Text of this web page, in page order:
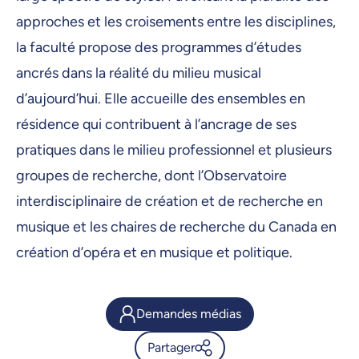
approches et les croisements entre les disciplines,
la faculté propose des programmes d’études
ancrés dans la réalité du milieu musical
d’aujourd’hui. Elle accueille des ensembles en
résidence qui contribuent à l’ancrage de ses
pratiques dans le milieu professionnel et plusieurs
groupes de recherche, dont l’Observatoire
interdisciplinaire de création et de recherche en
musique et les chaires de recherche du Canada en
création d’opéra et en musique et politique.
Demandes médias
Partager